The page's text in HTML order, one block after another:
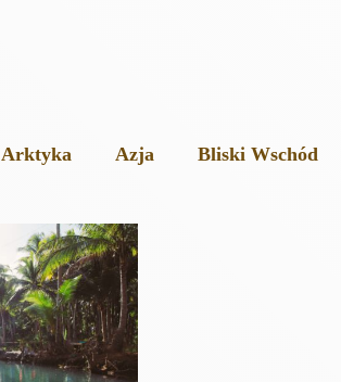
Arktyka Azja Bliski Wschód